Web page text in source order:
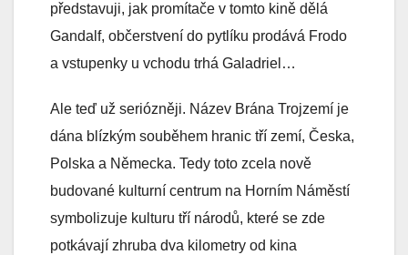
představuji, jak promítače v tomto kině dělá
Gandalf, občerstvení do pytlíku prodává Frodo
a vstupenky u vchodu trhá Galadriel…
Ale teď už seriózněji. Název Brána Trojzemí je
dána blízkým souběhem hranic tří zemí, Česka,
Polska a Německa. Tedy toto zcela nově
budované kulturní centrum na Horním Náměstí
symbolizuje kulturu tří národů, které se zde
potkávají zhruba dva kilometry od kina